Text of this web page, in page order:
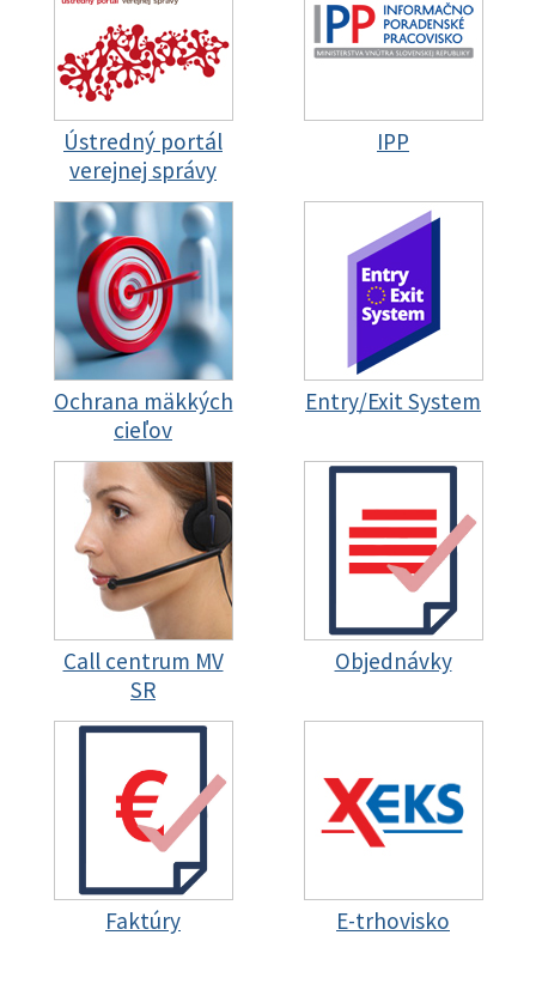
Ústredný portál
verejnej správy
IPP
Ochrana mäkkých
cieľov
Entry/Exit System
Call centrum MV
SR
Objednávky
Faktúry E-trhovisko